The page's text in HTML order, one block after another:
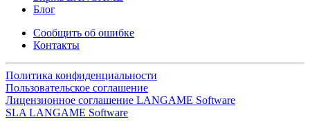
Блог
Сообщить об ошибке
Контакты
Политика конфиденциальности
Пользовательское соглашение
Лицензионное соглашение LANGAME Software
SLA LANGAME Software